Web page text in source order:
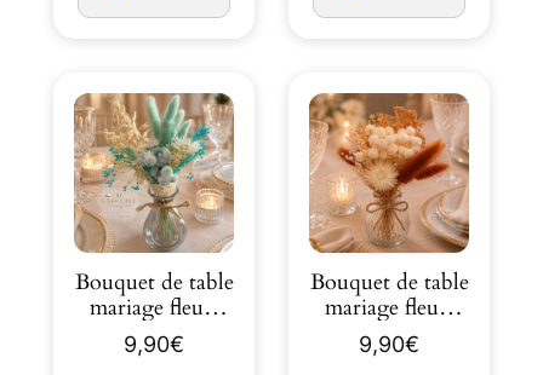
Bouquet de table
mariage fleurs
séchées ivoire et
cama…
9,90€
Bouquet de table
mariage fleurs
séchées ivoire et
cama…
9,90€